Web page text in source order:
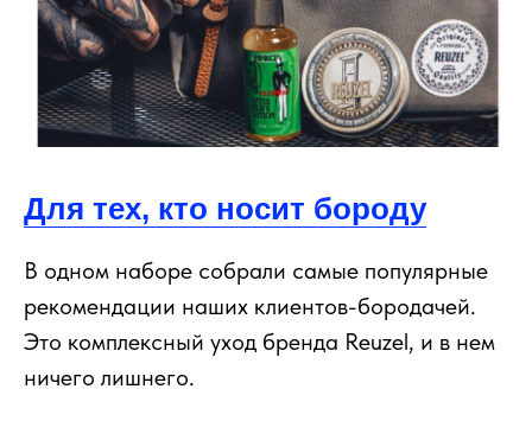
Для тех, кто носит бороду
В одном наборе собрали самые популярные
рекомендации наших клиентов-бородачей.
Это комплексный уход бренда Reuzel, и в нем
ничего лишнего.